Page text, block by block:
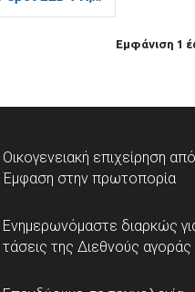
Εμφάνιση 1
Οικογενειακή επιχείρηση
Έμφαση στην πρωτοπορία
Ενημερωνόμαστε διαρκώς
τάσεις της Διεθνούς αγοράς